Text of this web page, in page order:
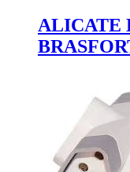
ALICATE